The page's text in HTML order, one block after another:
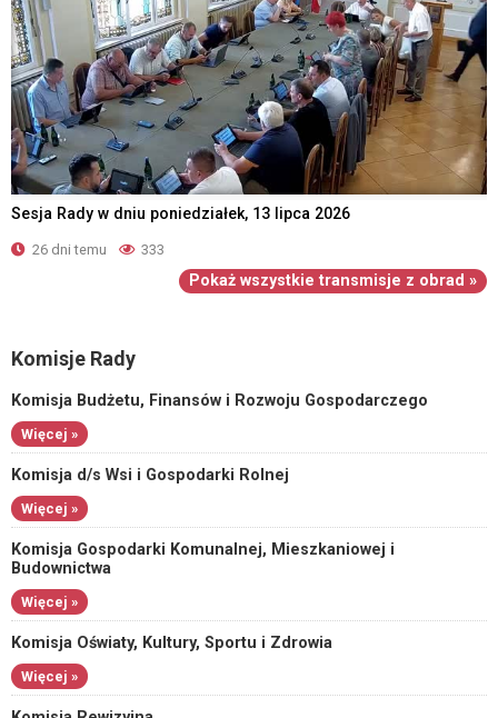
Sesja Rady w dniu poniedziałek, 13 lipca 2026
26 dni temu 333
Pokaż wszystkie transmisje z obrad »
Komisje Rady
Komisja Budżetu, Finansów i Rozwoju Gospodarczego
Więcej »
Komisja d/s Wsi i Gospodarki Rolnej
Więcej »
Komisja Gospodarki Komunalnej, Mieszkaniowej i
Budownictwa
Więcej »
Komisja Oświaty, Kultury, Sportu i Zdrowia
Więcej »